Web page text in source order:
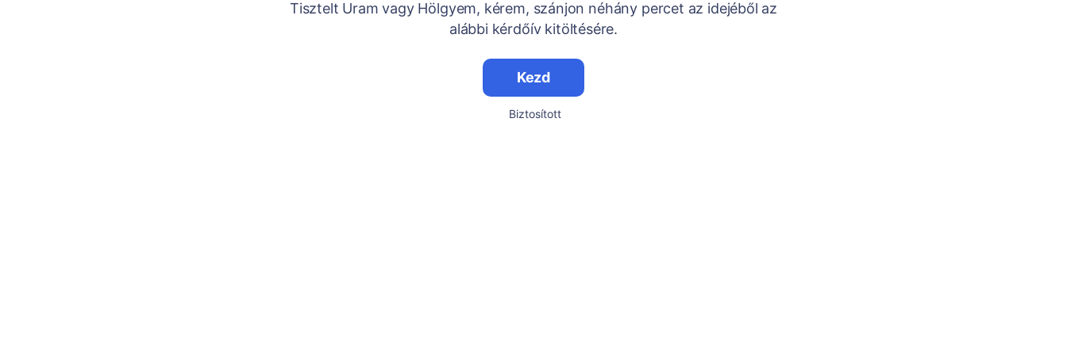
Tisztelt Uram vagy Hölgyem, kérem, szánjon néhány percet az idejéből az
alábbi kérdőív kitöltésére.
Kezd
Biztosított